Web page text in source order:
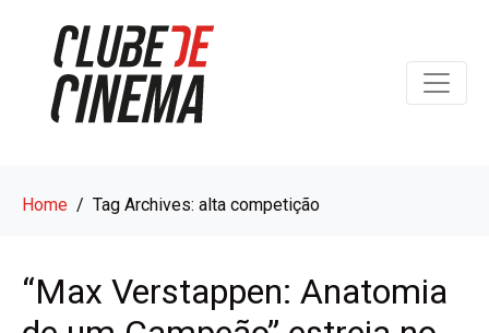
Home Tag Archives: alta competição
“Max Verstappen: Anatomia